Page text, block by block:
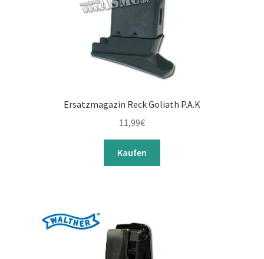
Ersatzmagazin Reck Goliath P.A.K
11,99€
Kaufen